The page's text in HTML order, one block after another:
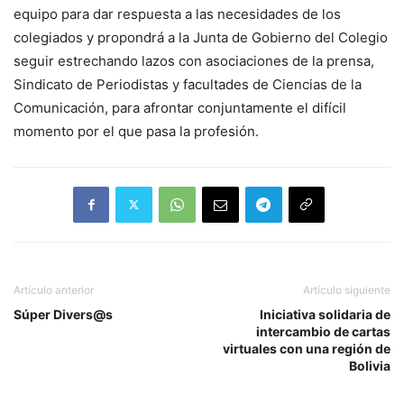
equipo para dar respuesta a las necesidades de los
colegiados y propondrá a la Junta de Gobierno del Colegio
seguir estrechando lazos con asociaciones de la prensa,
Sindicato de Periodistas y facultades de Ciencias de la
Comunicación, para afrontar conjuntamente el difícil
momento por el que pasa la profesión.
Artículo anterior
Súper Divers@s
Artículo siguiente
Iniciativa solidaria de
intercambio de cartas
virtuales con una región de
Bolivia